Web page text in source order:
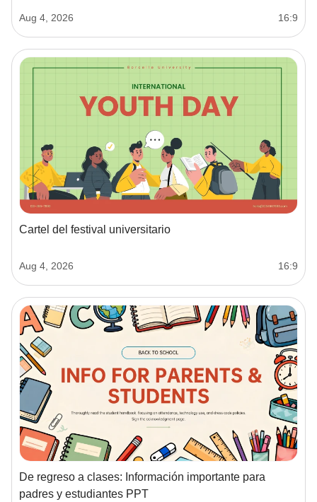
Aug 4, 2026 16:9
Cartel del festival universitario
Aug 4, 2026 16:9
De regreso a clases: Información importante para
padres y estudiantes PPT